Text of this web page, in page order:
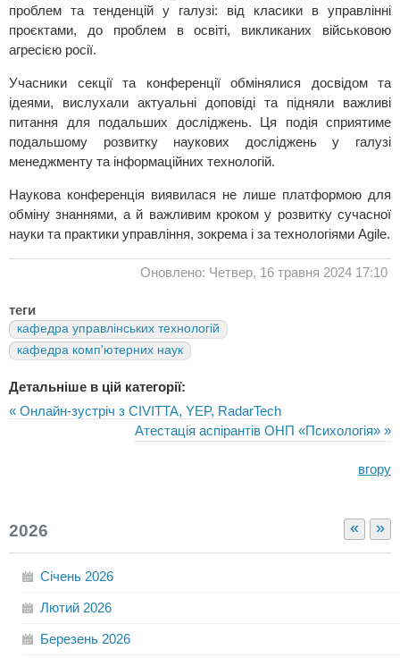
проблем та тенденцій у галузі: від класики в управлінні
проєктами, до проблем в освіті, викликаних військовою
агресією росії.
Учасники секції та конференції обмінялися досвідом та
ідеями, вислухали актуальні доповіді та підняли важливі
питання для подальших досліджень. Ця подія сприятиме
подальшому розвитку наукових досліджень у галузі
менеджменту та інформаційних технологій.
Наукова конференція виявилася не лише платформою для
обміну знаннями, а й важливим кроком у розвитку сучасної
науки та практики управління, зокрема і за технологіями Agile.
Оновлено: Четвер, 16 травня 2024 17:10
теги
кафедра управлінських технологій
кафедра комп'ютерних наук
Детальніше в цій категорії:
« Онлайн-зустріч з CIVITTA, YEP, RadarTech
Атестація аспірантів ОНП «Психологія» »
вгору
« »
2026
Січень 2026
Лютий 2026
Березень 2026